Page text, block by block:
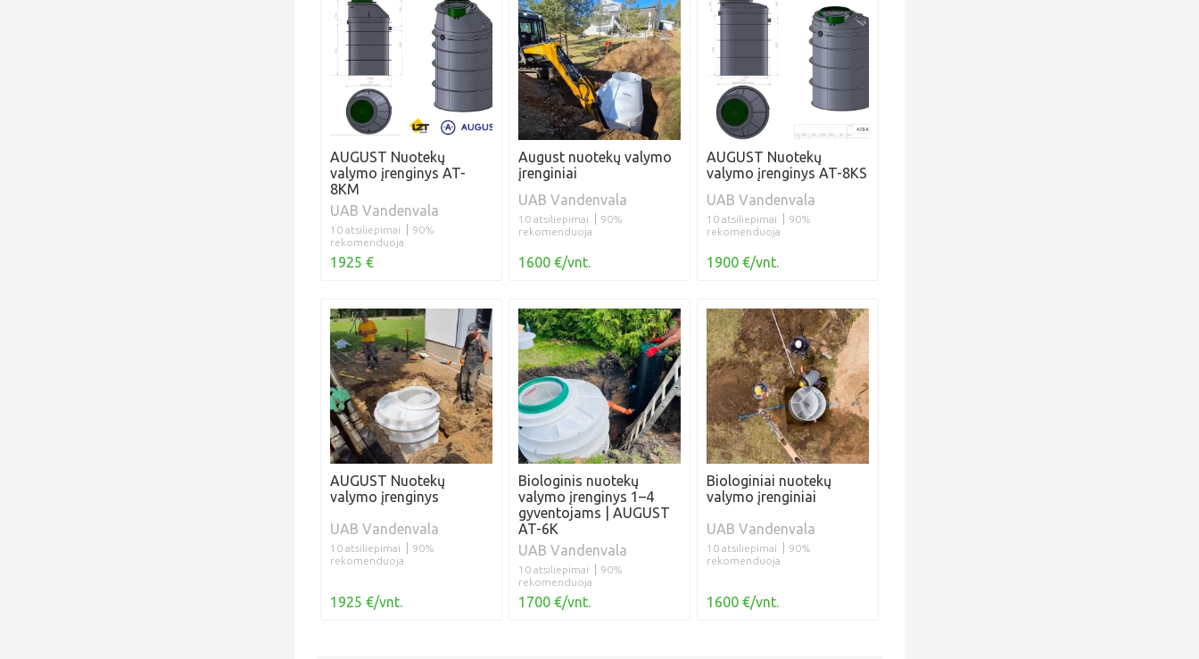
AUGUST Nuotekų
valymo įrenginys AT-
8KM
UAB Vandenvala
10 atsiliepimai
90%
rekomenduoja
1925 €
August nuotekų valymo
įrenginiai
UAB Vandenvala
10 atsiliepimai
90%
rekomenduoja
1600 €/vnt.
AUGUST Nuotekų
valymo įrenginys AT-8KS
UAB Vandenvala
10 atsiliepimai
90%
rekomenduoja
1900 €/vnt.
AUGUST Nuotekų
valymo įrenginys
UAB Vandenvala
10 atsiliepimai
90%
rekomenduoja
1925 €/vnt.
Biologinis nuotekų
valymo įrenginys 1–4
gyventojams | AUGUST
AT-6K
UAB Vandenvala
10 atsiliepimai
90%
rekomenduoja
1700 €/vnt.
Biologiniai nuotekų
valymo įrenginiai
UAB Vandenvala
10 atsiliepimai
90%
rekomenduoja
1600 €/vnt.